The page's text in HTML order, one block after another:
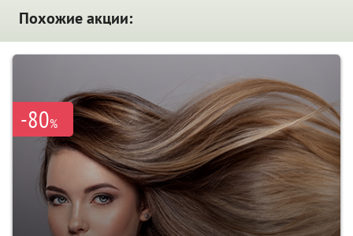
Похожие акции:
-80%